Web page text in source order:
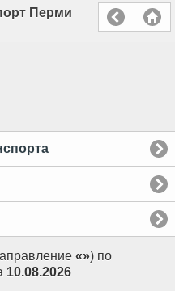
Перми
«») по
10.08.2026